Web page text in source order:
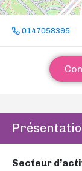
0147058395
Secteur